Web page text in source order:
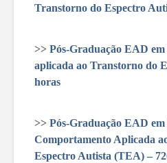
Transtorno do Espectro
>> Pós-Graduação EAD
aplicada ao Transtorno do
horas
>> Pós-Graduação EAD
Comportamento Aplicada
Espectro Autista (TEA) –